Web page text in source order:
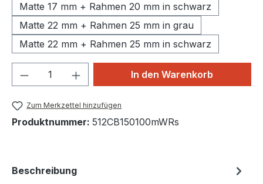
Matte 17 mm + Rahmen 20 mm in schwarz
Matte 22 mm + Rahmen 25 mm in grau
Matte 22 mm + Rahmen 25 mm in schwarz
Produkt Anzahl: Gib denIn den Warenkorb
Zum Merkzettel hinzufügen
Produktnummer: 512CB150100mWRs
Beschreibung